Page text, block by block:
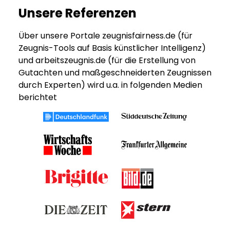
Unsere Referenzen
Über unsere Portale zeugnisfairness.de (für
Zeugnis-Tools auf Basis künstlicher Intelligenz)
und arbeitszeugnis.de (für die Erstellung von
Gutachten und maßgeschneiderten Zeugnissen
durch Experten) wird u.a. in folgenden Medien
berichtet